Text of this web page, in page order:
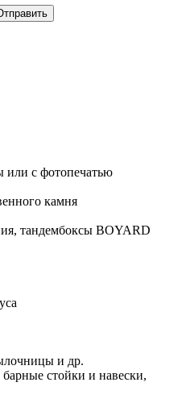
с фотопечатью
камня
тандембоксы BOYARD
и др.
стойки и навески,